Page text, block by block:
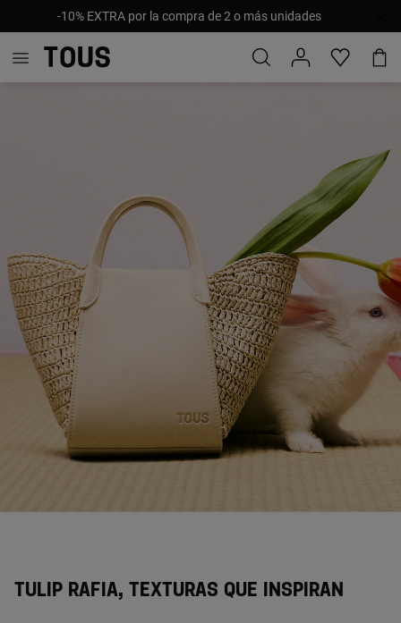
-10% EXTRA por la compra de 2 o más unidades
TULIP RAFIA, TEXTURAS QUE INSPIRAN